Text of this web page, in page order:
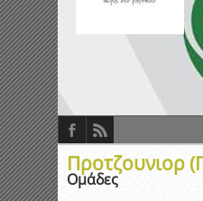
Προτζουνιορ
Ομάδες